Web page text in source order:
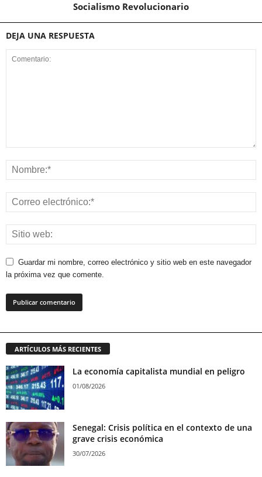
Socialismo Revolucionario
DEJA UNA RESPUESTA
Guardar mi nombre, correo electrónico y sitio web en este navegador
la próxima vez que comente.
ARTÍCULOS MÁS RECIENTES
La economía capitalista mundial en peligro
01/08/2026
Senegal: Crisis política en el contexto de una
grave crisis económica
30/07/2026